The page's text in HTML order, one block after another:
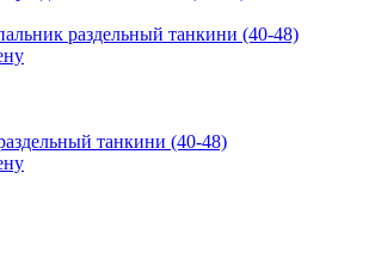
раздельный танкини (40-48)
танкини (40-48)